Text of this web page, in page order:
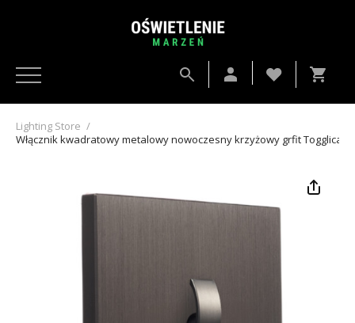
Lighting Store /
Włącznik kwadratowy metalowy nowoczesny krzyżowy grfit Togglica